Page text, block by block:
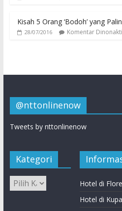
Kisah 5 Orang ‘Bodoh’ yang
28/07/2016 Komentar
@nttonlinenow
Tweets by nttonlinenow
Kategori
Hotel di
Hotel di